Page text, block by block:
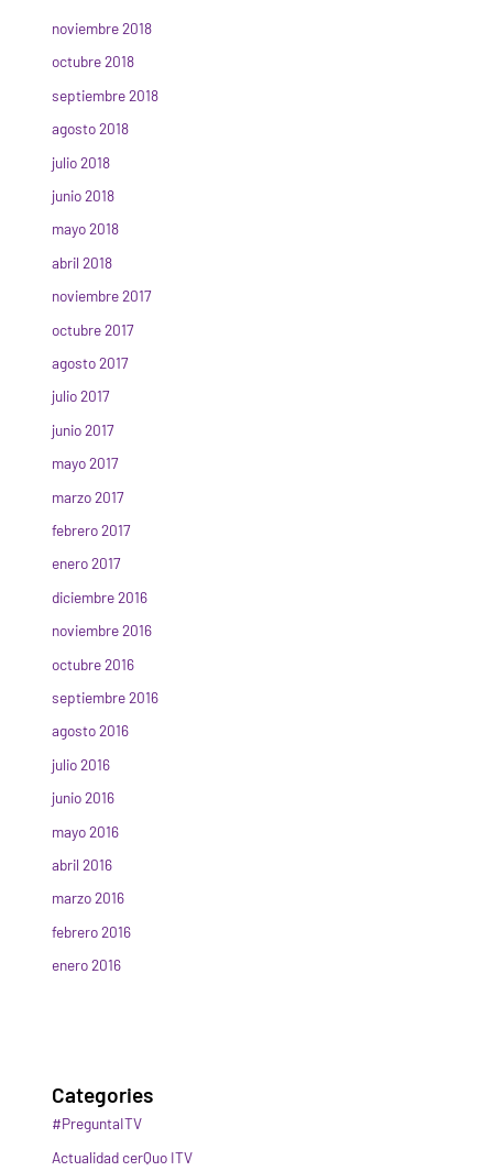
noviembre 2018
octubre 2018
septiembre 2018
agosto 2018
julio 2018
junio 2018
mayo 2018
abril 2018
noviembre 2017
octubre 2017
agosto 2017
julio 2017
junio 2017
mayo 2017
marzo 2017
febrero 2017
enero 2017
diciembre 2016
noviembre 2016
octubre 2016
septiembre 2016
agosto 2016
julio 2016
junio 2016
mayo 2016
abril 2016
marzo 2016
febrero 2016
enero 2016
Categories
#PreguntaITV
Actualidad cerQuo ITV